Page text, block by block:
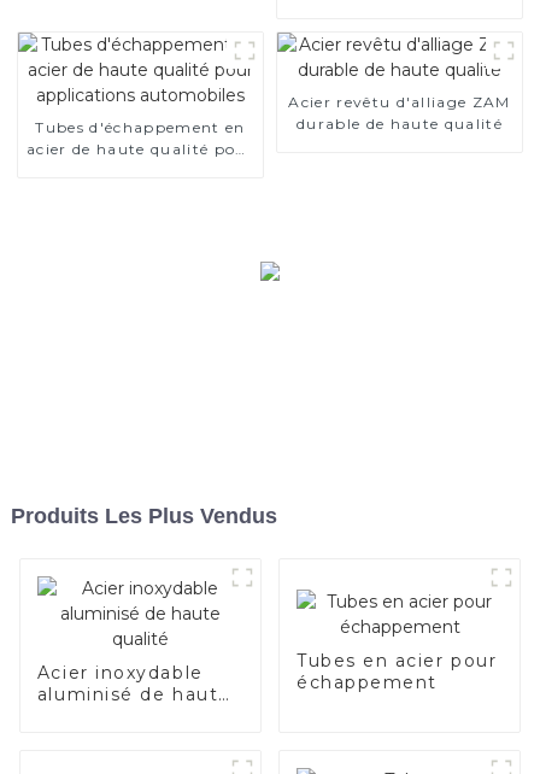
Tubes d'échappement en
acier de haute qualité pour
Acier revêtu d'alliage ZAM
durable de haute qualité
Produits Les Plus Vendus
Acier inoxydable
aluminisé de haute
Tubes en acier pour
échappement